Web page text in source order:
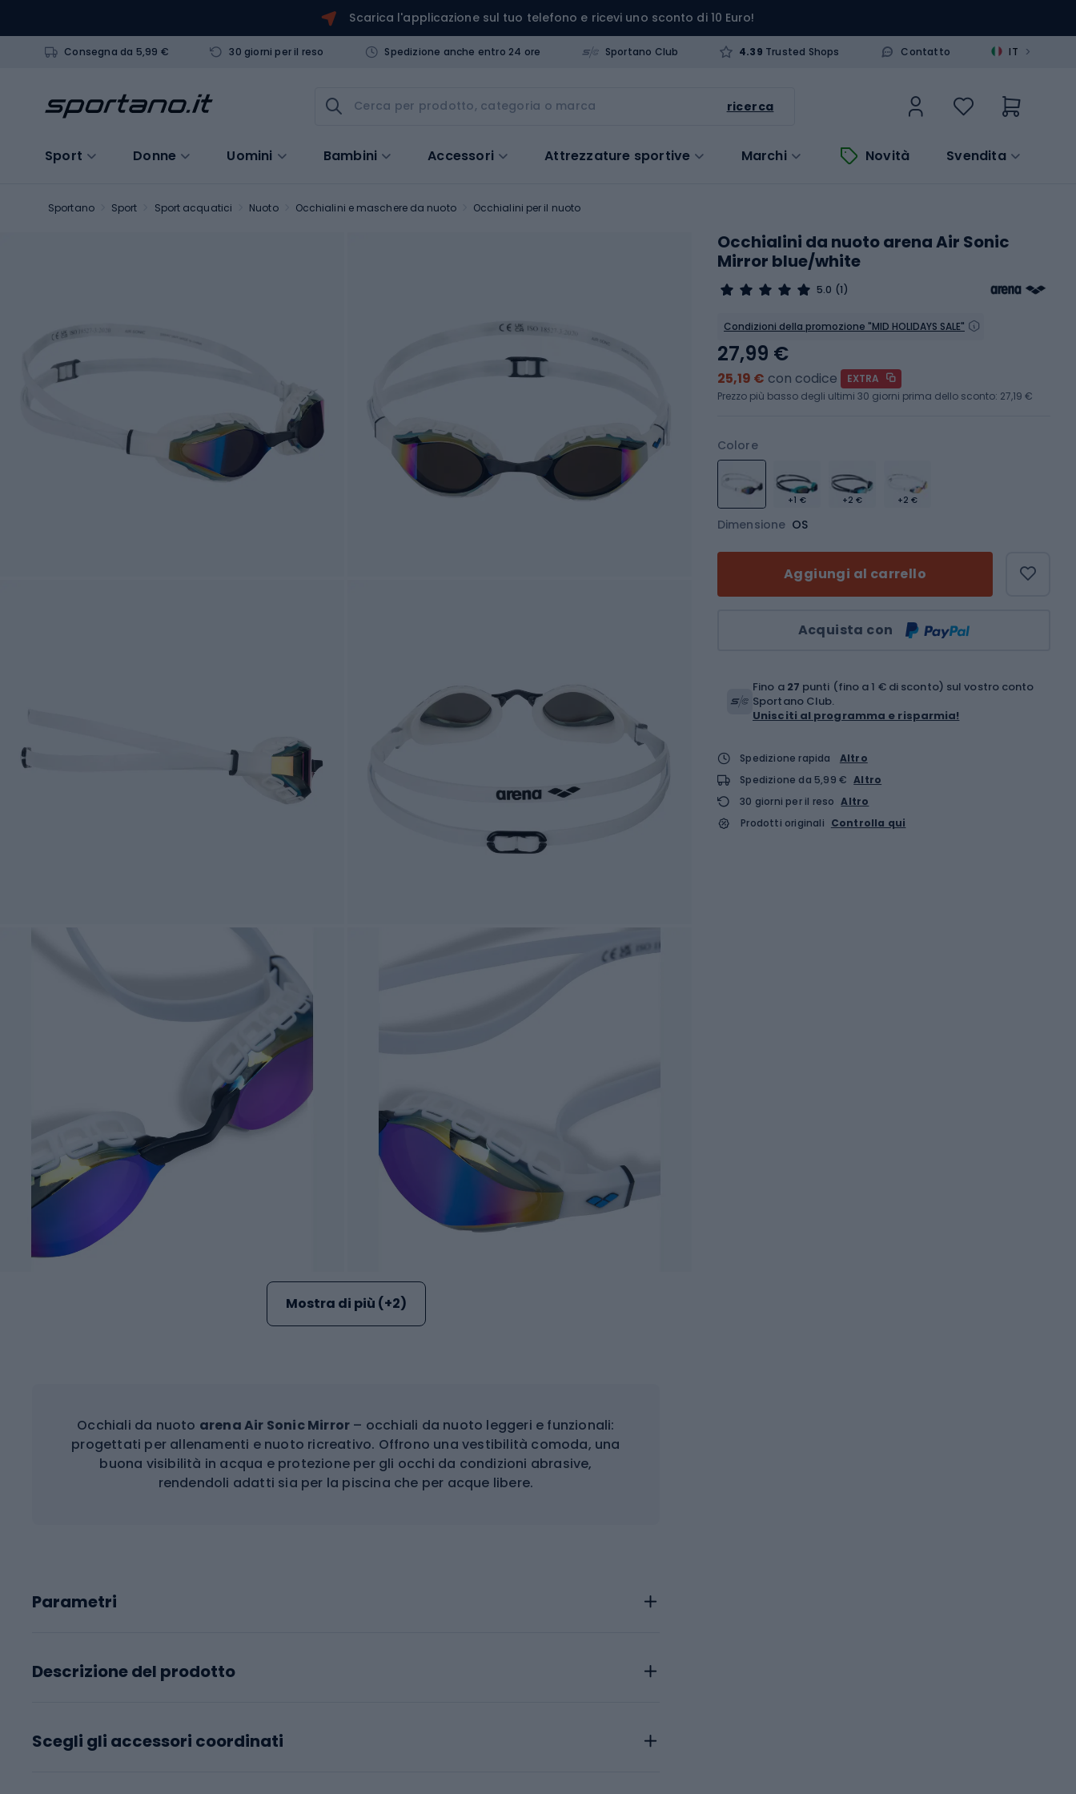
Scarica l'applicazione sul tuo telefono e ricevi uno sconto di 10 Euro!
Consegna da 5,99 € 30 giorni per il reso Spedizione anche entro 24 ore Sportano Club 4.39 Trusted Shops Contatto IT >
ricerca
Sport Donne Uomini Bambini Accessori Attrezzature sportive Marchi Novità Svendita
Sportano Sport Sport acquatici Nuoto Occhialini e maschere da nuoto Occhialini per il nuoto
Mostra di più (+2)
Occhiali da nuoto arena Air Sonic Mirror – occhiali da nuoto leggeri e funzionali:
progettati per allenamenti e nuoto ricreativo. Offrono una vestibilità comoda, una
buona visibilità in acqua e protezione per gli occhi da condizioni abrasive,
rendendoli adatti sia per la piscina che per acque libere.
Parametri
Descrizione del prodotto
Scegli gli accessori coordinati
Occhialini da nuoto arena Air Sonic
Mirror blue/white
5.0 (1)
Condizioni della promozione "MID HOLIDAYS SALE"
Colore
+1 € +2 € +2 €
Dimensione OS
Aggiungi al carrello
Acquista con
27,99 €
25,19 € con codice
EXTRA
Prezzo più basso degli ultimi 30 giorni prima dello sconto: 27,19 €
Fino a 27 punti (fino a 1 € di sconto) sul vostro conto
Sportano Club.
Unisciti al programma e risparmia!
Spedizione rapida
Altro
Spedizione da 5,99 € Altro
30 giorni per il reso Altro
Prodotti originali Controlla qui